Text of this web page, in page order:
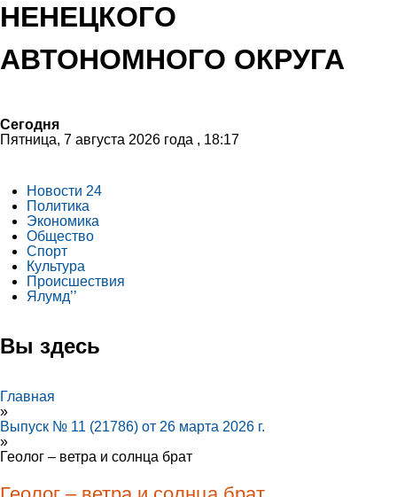
НЕНЕЦКОГО
АВТОНОМНОГО ОКРУГА
Сегодня
Пятница, 7 августа 2026 года , 18:17
Новости 24
Политика
Экономика
Общество
Спорт
Культура
Происшествия
Ялумд’’
Вы здесь
Главная
»
Выпуск № 11 (21786) от 26 марта 2026 г.
»
Геолог – ветра и солнца брат